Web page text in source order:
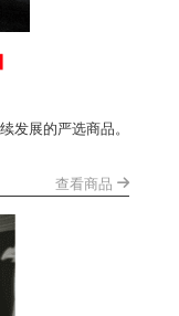
发展的严选商品。
查看商品